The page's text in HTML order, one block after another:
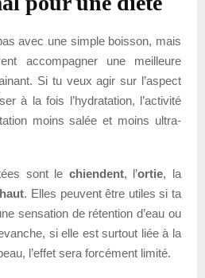
avec une simple boisson, mais
accompagner une meilleure
Si tu veux agir sur l’aspect
à la fois l’hydratation, l’activité
moins salée et moins ultra-
sont le chiendent, l’ortie, la
. Elles peuvent être utiles si ta
sensation de rétention d’eau ou
si elle est surtout liée à la
l’effet sera forcément limité.